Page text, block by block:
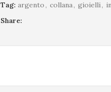
Tag: argento, collana, gioielli,
Share: